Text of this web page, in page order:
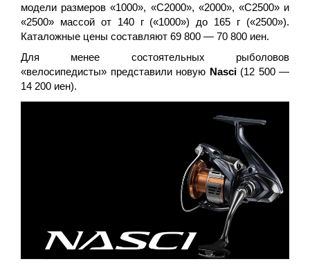
модели размеров «1000», «С2000», «2000», «С2500» и
«2500» массой от 140 г («1000») до 165 г («2500»).
Каталожные цены составляют 69 800 — 70 800 иен.
Для менее состоятельных рыболовов
«велосипедисты» представили новую Nasci(12 500 —
14 200 иен).